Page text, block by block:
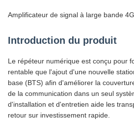
Amplificateur de signal à large bande
Introduction du produit
Le répéteur numérique est conçu pour
rentable que l'ajout d'une nouvelle
base (BTS) afin d'améliorer la
de la communication dans un seul
d'installation et d'entretien aide les
retour sur investissement rapide.